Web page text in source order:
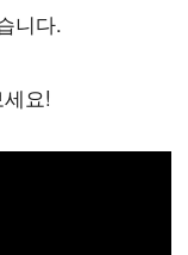
니다.
요!